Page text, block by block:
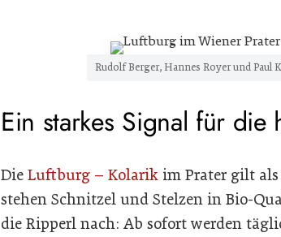
Rudolf Berger, Hannes Royer und Paul
Ein starkes Signal für die
Die Luftburg – Kolarik im Prater gilt als
stehen Schnitzel und Stelzen in Bio-
die Ripperl nach: Ab sofort werden